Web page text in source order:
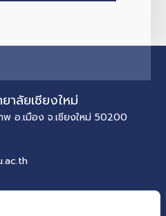
าลัยเชียงใหม่
อ.เมือง จ.เชียงใหม่ 50200